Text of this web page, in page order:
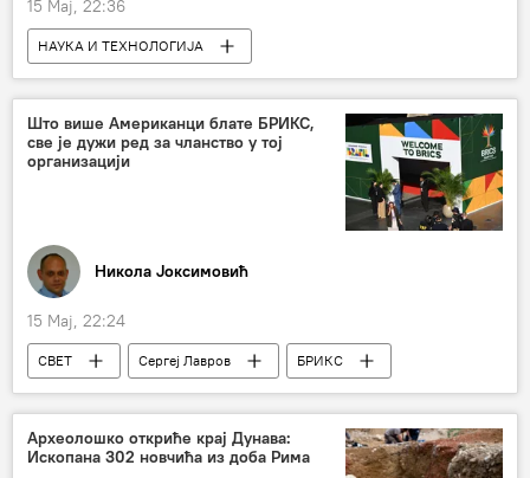
15 Мај, 22:36
НАУКА И ТЕХНОЛОГИЈА
Наука и технологија
Друштво
Живи свет и генетика
Што више Американци блате БРИКС,
све је дужи ред за чланство у тој
организацији
Никола Јоксимовић
15 Мај, 22:24
СВЕТ Сергеј Лавров
БРИКС
САД
неоколонијализам
неоимперијалне амбиције
Анализе и мишљења
Археолошко откриће крај Дунава:
Ископана 302 новчића из доба Рима